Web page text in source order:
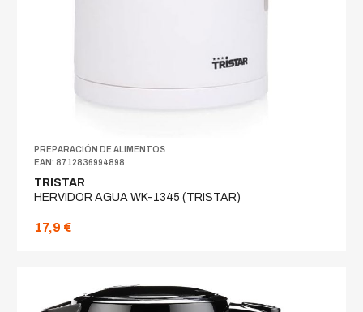
PREPARACIÓN DE ALIMENTOS
EAN: 8712836994898
TRISTAR
HERVIDOR AGUA WK-1345 (TRISTAR)
17,9 €